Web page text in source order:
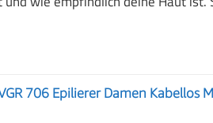
706 Epilierer Damen Kabellos